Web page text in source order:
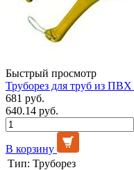
Быстрый просмотр
Труборез для труб из
681 руб.
640.14 руб.
В корзину
Тип: Труборез